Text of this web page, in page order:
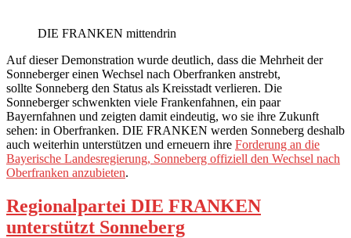
DIE FRANKEN mittendrin
Auf dieser Demonstration wurde deutlich, dass die Mehrheit der
Sonneberger einen Wechsel nach Oberfranken anstrebt,
sollte Sonneberg den Status als Kreisstadt verlieren. Die
Sonneberger schwenkten viele Frankenfahnen, ein paar
Bayernfahnen und zeigten damit eindeutig, wo sie ihre Zukunft
sehen: in Oberfranken. DIE FRANKEN werden Sonneberg deshalb
auch weiterhin unterstützen und erneuern ihre Forderung an die
Bayerische Landesregierung, Sonneberg offiziell den Wechsel nach
Oberfranken anzubieten.
Regionalpartei DIE FRANKEN
unterstützt Sonneberg